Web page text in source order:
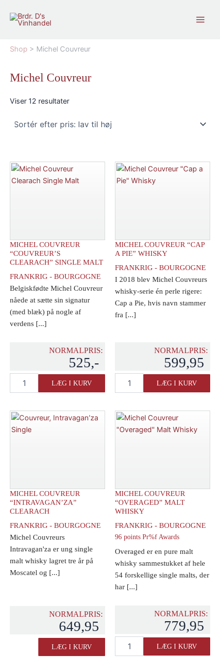
Shop > Michel Couvreur
Michel Couvreur
Viser 12 resultaterSorteret
lav
til
MICHEL COUVREUR
“COUVREUR’S
CLEARACH” SINGLE MALT
FRANKRIG - BOURGOGNE
Belgiskfødte Michel Couvreur
nåede at sætte sin signatur
(med blæk) på nogle af
verdens [...]
NORMALPRIS:
525,-
Couvreur
Single
Malt
antal
LÆG I KURV
MICHEL COUVREUR “CAP
A PIE” WHISKY
FRANKRIG - BOURGOGNE
I 2018 blev Michel Couvreurs
whisky-serie én perle rigere:
Cap a Pie, hvis navn stammer
fra [...]
NORMALPRIS:
599,95
Couvreur
Pie"
Whisky
LÆG I KURV
MICHEL COUVREUR
“INTRAVAGAN’ZA”
CLEARACH
FRANKRIG - BOURGOGNE
Michel Couvreurs
Intravagan'za er ung single
malt whisky lagret tre år på
Moscatel og [...]
NORMALPRIS:
649,95
LÆG I KURV
MICHEL COUVREUR
“OVERAGED” MALT
WHISKY
FRANKRIG - BOURGOGNE
96 points Pr%f Awards
Overaged er en pure malt
whisky sammestukket af hele
54 forskellige single malts, der
har [...]
NORMALPRIS:
779,95
Couvreur
LÆG I KURV